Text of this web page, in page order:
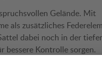
Gelände. Mit
als zusätzliches
dabei noch in der
bessere Kontrolle sorgen.